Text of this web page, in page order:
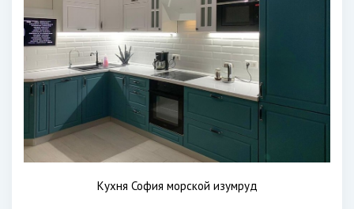
Кухня София морской изумруд